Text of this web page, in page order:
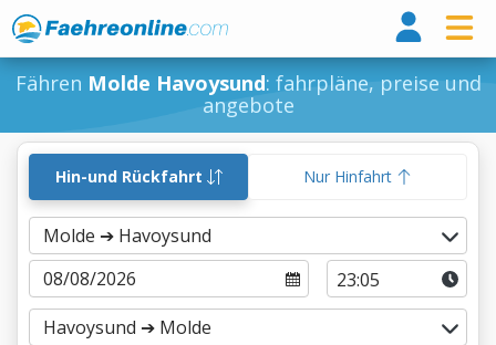
Fähren Molde Havoysund: fahrpläne, preise und
angebote
Hin-und Rückfahrt Nur Hinfahrt